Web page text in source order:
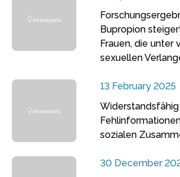
Bupropion
Frauen, die unter
sexuellen
13 February 2025
sozialen
30 December